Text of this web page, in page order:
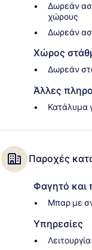
Δωρεάν
χώρους
Δωρεάν
Χώρος
Δωρεάν
Άλλες
Κατάλυμα
Παροχές
Φαγητό και
Μπαρ με
Υπηρεσίες